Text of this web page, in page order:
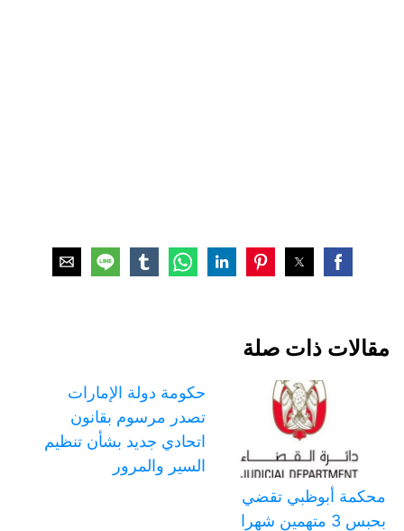
مقالات ذات صلة
محكمة أبوظبي تقضي
بحبس 3 متهمين شهرا
حكومة دولة الإمارات
تصدر مرسوم بقانون
اتحادي جديد بشأن تنظيم
السير والمرور